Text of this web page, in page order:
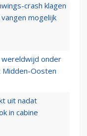
crash klagen
mogelijk
wereldwijd onder
Oosten
uit nadat
in cabine